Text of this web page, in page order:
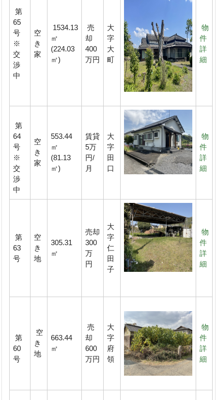
第
65
号
※
交
渉
中
空
き
家
1534.13
㎡
(224.03
㎡)
売
却
400
万円
大
字
大
町
物
件
詳
細
第
64
号
※
交
渉
中
空
き
家
553.44
㎡
(81.13
㎡)
賃貸
5万
円/
月
大
字
田
口
物
件
詳
細
第
63
号
空
き
地
305.31
㎡
売却
300
万
円
大
字
仁
田
子
物
件
詳
細
第
60
号
空
き
地
663.44
㎡
売
却
600
万円
大
字
府
領
物
件
詳
細